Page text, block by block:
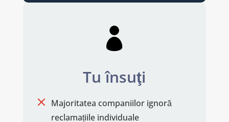

Tu însuţi
M Majoritatea companiilor ignoră
reclamațiile individuale